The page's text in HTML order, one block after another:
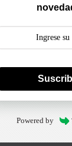
Powered by